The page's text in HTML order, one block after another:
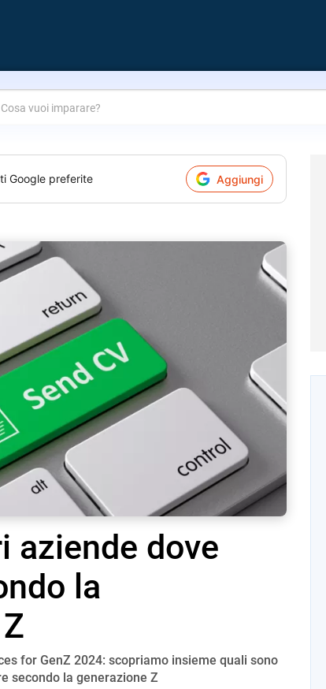
Google preferite Aggiungi
aziende dove
la
for GenZ 2024: scopriamo insieme quali sono
secondo la generazione Z